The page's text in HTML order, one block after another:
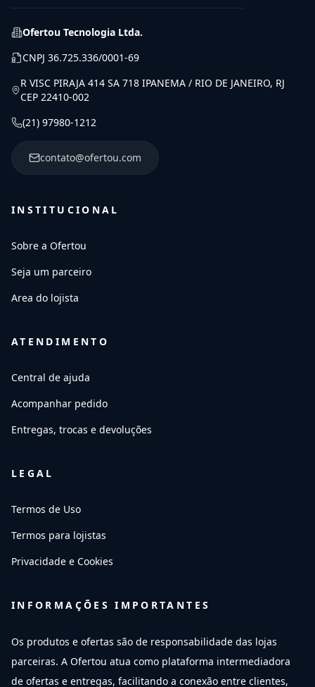
Ofertou Tecnologia Ltda.
CNPJ 36.725.336/0001-69
R VISC PIRAJA 414 SA 718 IPANEMA / RIO DE JANEIRO, RJ
CEP 22410-002
(21) 97980-1212
contato@ofertou.com
INSTITUCIONAL
Sobre a Ofertou
Seja um parceiro
Area do lojista
ATENDIMENTO
Central de ajuda
Acompanhar pedido
Entregas, trocas e devoluções
LEGAL
Termos de Uso
Termos para lojistas
Privacidade e Cookies
INFORMAÇÕES IMPORTANTES
Os produtos e ofertas são de responsabilidade das lojas
parceiras. A Ofertou atua como plataforma intermediadora
de ofertas e entregas, facilitando a conexão entre clientes,